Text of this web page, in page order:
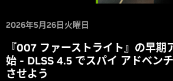
2026年5月26日火曜日
『007 ファーストライト』の早期
始 - DLSS 4.5 でスパイ アドベン
させよう